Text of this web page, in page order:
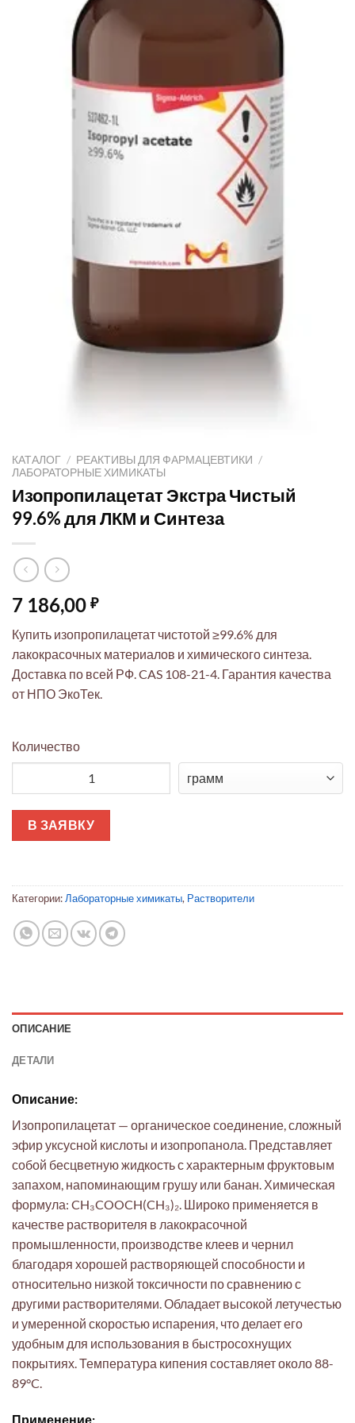
КАТАЛОГ / РЕАКТИВЫ ДЛЯ ФАРМАЦЕВТИКИ /
ЛАБОРАТОРНЫЕ ХИМИКАТЫ
Изопропилацетат Экстра Чистый
99.6% для ЛКМ и Синтеза
7 186,00 ₽
Купить изопропилацетат чистотой ≥99.6% для
лакокрасочных материалов и химического синтеза.
Доставка по всей РФ. CAS 108-21-4. Гарантия качества
от НПО ЭкоТек.
Количество
В ЗАЯВКУ
Категории:Лабораторные химикаты, Растворители
ОПИСАНИЕ
ДЕТАЛИ
Описание:
Изопропилацетат — органическое соединение, сложный
эфир уксусной кислоты и изопропанола. Представляет
собой бесцветную жидкость с характерным фруктовым
запахом, напоминающим грушу или банан. Химическая
формула: CH₃COOCH(CH₃)₂. Широко применяется в
качестве растворителя в лакокрасочной
промышленности, производстве клеев и чернил
благодаря хорошей растворяющей способности и
относительно низкой токсичности по сравнению с
другими растворителями. Обладает высокой летучестью
и умеренной скоростью испарения, что делает его
удобным для использования в быстросохнущих
покрытиях. Температура кипения составляет около 88-
89°C.
Применение: